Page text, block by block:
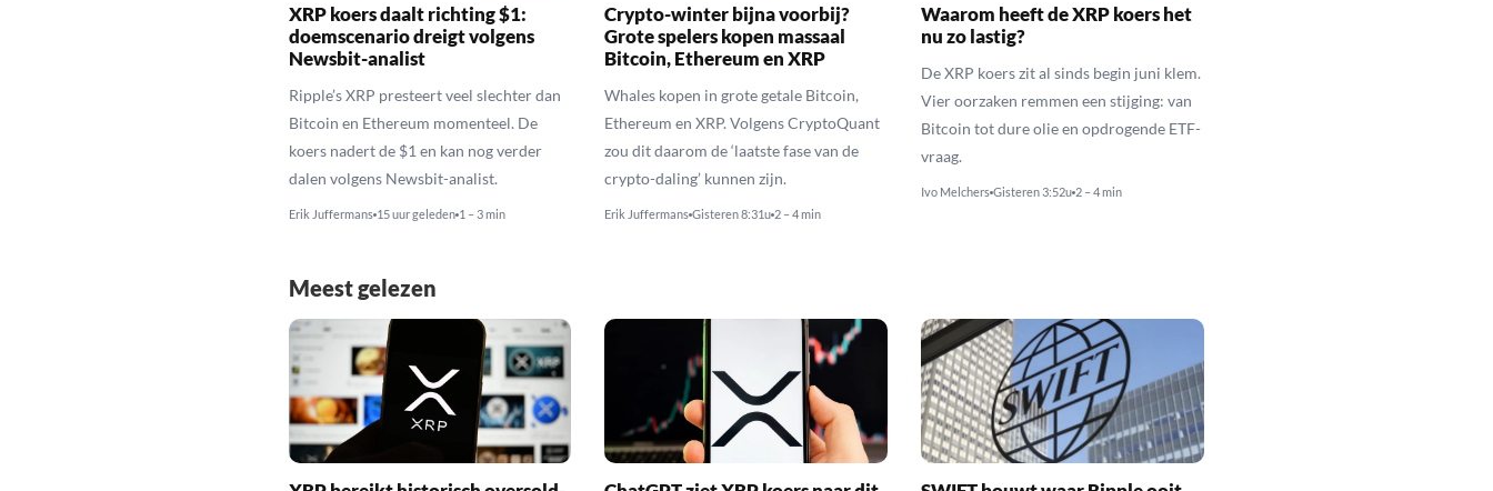
XRP koers daalt richting $1:
doemscenario dreigt volgens
Newsbit-analist
Ripple’s XRP presteert veel slechter dan
Bitcoin en Ethereum momenteel. De
koers nadert de $1 en kan nog verder
dalen volgens Newsbit-analist.
Erik Juffermans 15 uur geleden 1 – 3 min
Crypto-winter bijna voorbij?
Grote spelers kopen massaal
Bitcoin, Ethereum en XRP
Whales kopen in grote getale Bitcoin,
Ethereum en XRP. Volgens CryptoQuant
zou dit daarom de ‘laatste fase van de
crypto-daling’ kunnen zijn.
Erik Juffermans Gisteren 8:31u 2 – 4 min
Waarom heeft de XRP koers het
nu zo lastig?
De XRP koers zit al sinds begin juni klem.
Vier oorzaken remmen een stijging: van
Bitcoin tot dure olie en opdrogende ETF-
vraag.
Ivo Melchers Gisteren 3:52u 2 – 4 min
Meest gelezen